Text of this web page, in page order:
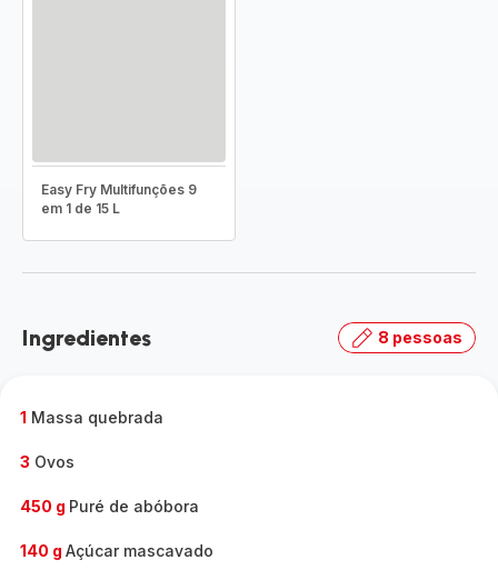
Easy Fry Multifunções 9
em 1 de 15 L
Ingredientes 8 pessoas
1 Massa quebrada
3 Ovos
450 g Puré de abóbora
140 g Açúcar mascavado